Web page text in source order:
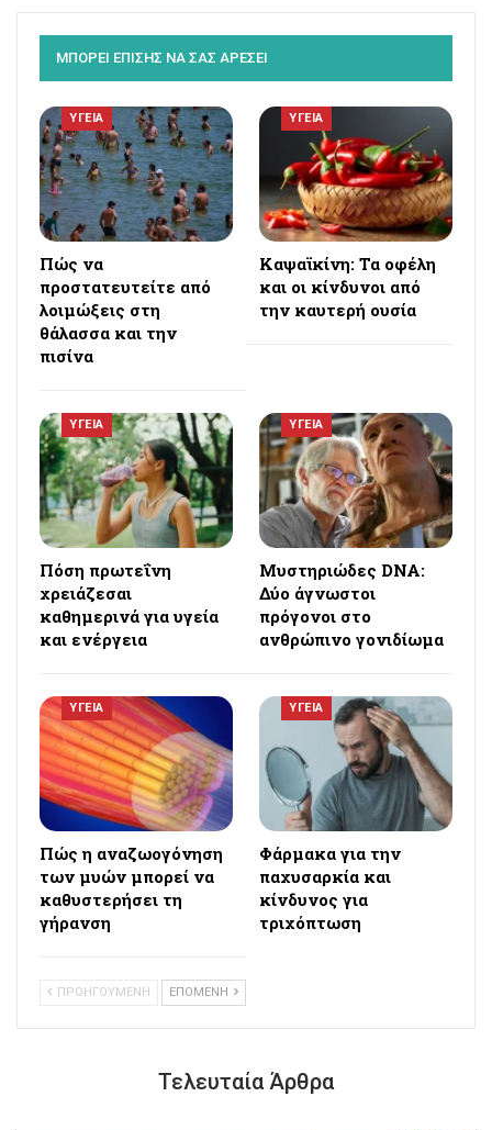
ΜΠΟΡΕΙ ΕΠΙΣΗΣ ΝΑ ΣΑΣ ΑΡΕΣΕΙ
ΥΓΕΙΑ
Πώς να
προστατευτείτε από
λοιμώξεις στη
θάλασσα και την
πισίνα
ΥΓΕΙΑ
Καψαϊκίνη: Τα οφέλη
και οι κίνδυνοι από
την καυτερή ουσία
ΥΓΕΙΑ
Πόση πρωτεΐνη
χρειάζεσαι
καθημερινά για υγεία
και ενέργεια
ΥΓΕΙΑ
Μυστηριώδες DNA:
Δύο άγνωστοι
πρόγονοι στο
ανθρώπινο γονιδίωμα
ΥΓΕΙΑ
Πώς η αναζωογόνηση
των μυών μπορεί να
καθυστερήσει τη
γήρανση
ΥΓΕΙΑ
Φάρμακα για την
παχυσαρκία και
κίνδυνος για
τριχόπτωση
ΠΡΟΗΓΟΥΜΕΝΗ ΕΠΟΜΕΝΗ
Τελευταία Άρθρα